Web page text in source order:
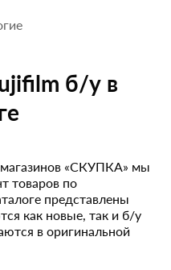
б/у в
«СКУПКА» мы
товаров по
представлены
как новые, так и б/у
в оригинальной